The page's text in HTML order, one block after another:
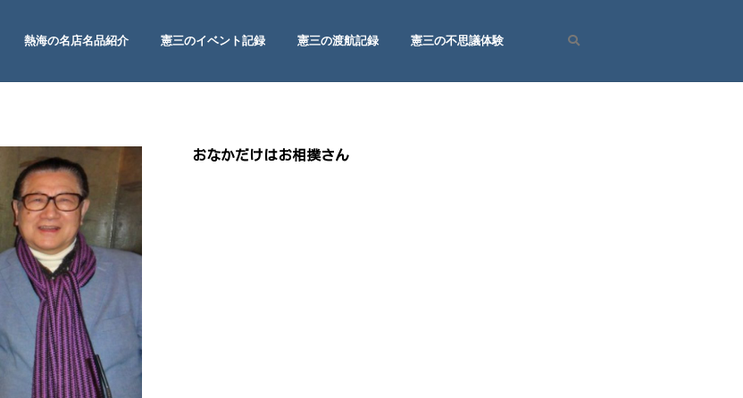
熱海の名店名品紹介 憲三のイベント記録 憲三の渡航記録
憲三の不思議体験
おなかだけはお相撲さん